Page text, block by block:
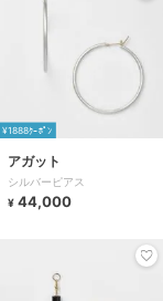
¥1888ｸｰﾎﾟﾝ
アガット
シルバーピアス
¥ 44,000